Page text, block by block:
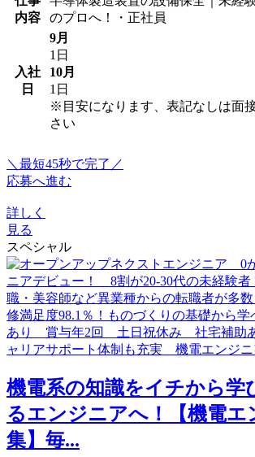
内容
のプロへ！・正社員
入社
日
9月
1日
10月
1日
※目安になります、表記なしは面
さい
＼最短45秒で完了／
応募へ進む
詳しく
見る
スペシャル
機電系の知識をイチから学
るエンジニアへ！【機電エ
集】毎...